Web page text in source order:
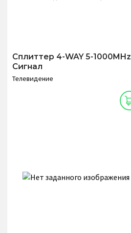
Сплиттер 4-WAY 5-1000MHz
Сигнал
Телевидение